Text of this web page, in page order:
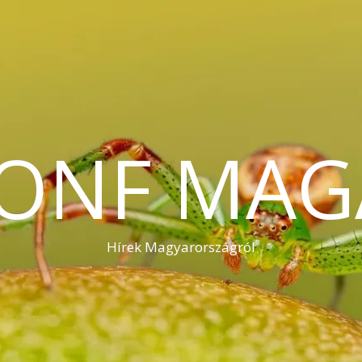
Hírek Magyarországról